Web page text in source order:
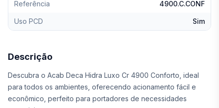
Referência 4900.C.CONF
Uso PCD Sim
Descrição
Descubra o Acab Deca Hidra Luxo Cr 4900 Conforto, ideal
para todos os ambientes, oferecendo acionamento fácil e
econômico, perfeito para portadores de necessidades